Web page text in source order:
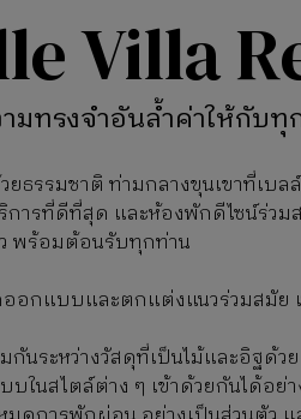
Villa
ามทรงจำอันล้ำค่าให้กับ
ธรรมชาติ ท่ามกลางขุนเขาที่เบ
การที่ดีที่สุด และห้องพักดีไซน์ร่ว
พร้อมต้อนรับทุกท่าน
อกแบบและตกแต่งแนวร่วมสมัย
กันระหว่างวัสดุที่เป็นไม้และอิฐด้
บในสไตล์ต่าง ๆ เข้าด้วยกันได้อย่